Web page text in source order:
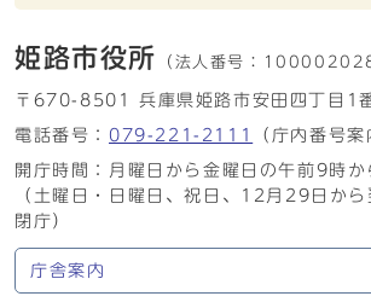
姫路市役所 （法人番号：
〒670-8501 兵庫県姫路市安田四丁目1
電話番号： 079-221-2111
（庁内番号案
開庁時間：月曜日から金曜日の午前9時
（土曜日・日曜日、祝日、12月29日か
閉庁）
庁舎案内